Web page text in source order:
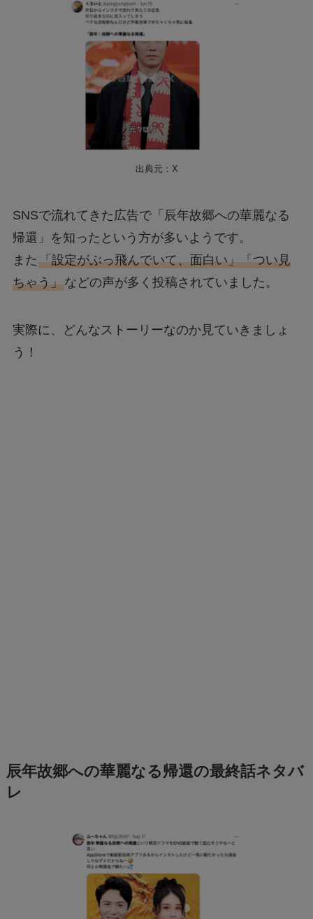
出典元：X
SNSで流れてきた広告で「辰年故郷への華麗なる
帰還」を知ったという方が多いようです。
また「設定がぶっ飛んでいて、面白い」「つい見
ちゃう」などの声が多く投稿されていました。
実際に、どんなストーリーなのか見ていきましょ
う！
辰年故郷への華麗なる帰還の最終話ネタバ
レ